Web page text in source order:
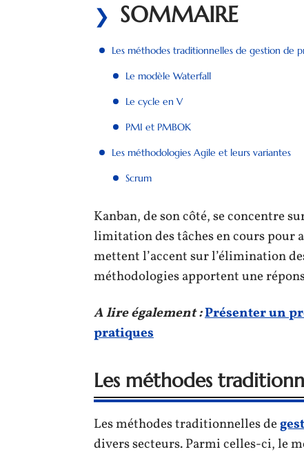
SOMMAIRE
Les méthodes traditionnelles de gestion de
Le modèle Waterfall
Le cycle en V
PMI et PMBOK
Les méthodologies Agile et leurs variantes
Scrum
Kanban, de son côté, se concentre
limitation des tâches en cours pour
mettent l’accent sur l’élimination
méthodologies apportent une
A lire également :Présenter un
pratiques
Les méthodes
Les méthodes traditionnelles de
divers secteurs. Parmi celles-ci, le